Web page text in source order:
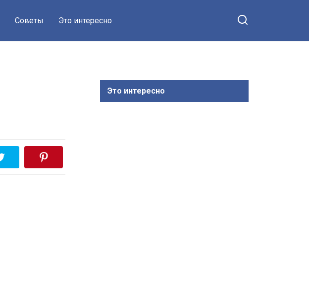
Советы Это интересно
Это интересно